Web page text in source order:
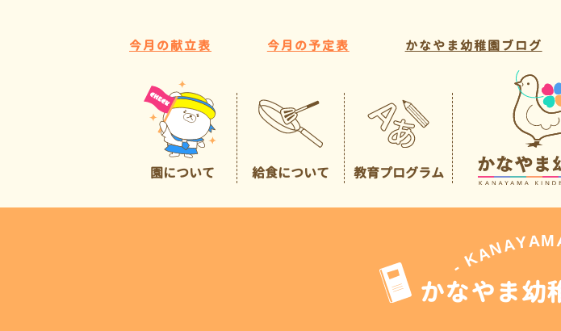
今月の献立表 今月の予定表 かなやま幼稚園ブログ
園について
給食について
給食について 教育プログラム
教育活動
- KANAYAM
かなやま幼